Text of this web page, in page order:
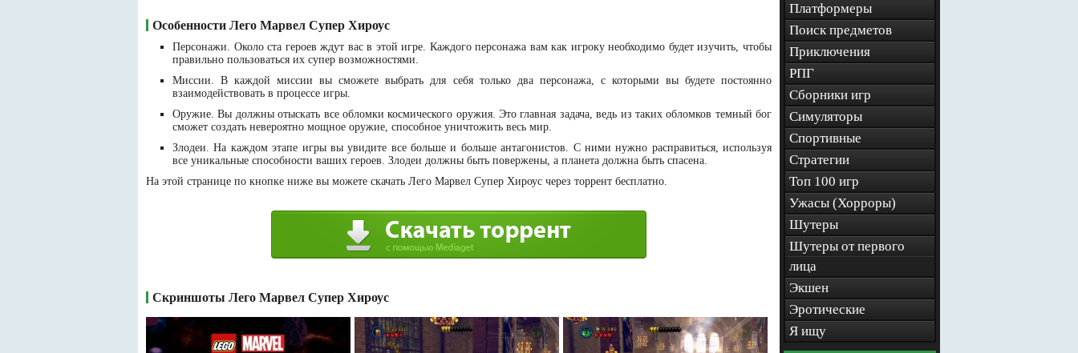
Особенности Лего Марвел Супер Хироус
Персонажи. Около ста героев ждут вас в этой игре. Каждого персонажа вам как игроку необходимо будет изучить, чтобы
правильно пользоваться их супер возможностями.
Миссии. В каждой миссии вы сможете выбрать для себя только два персонажа, с которыми вы будете постоянно
взаимодействовать в процессе игры.
Оружие. Вы должны отыскать все обломки космического оружия. Это главная задача, ведь из таких обломков темный бог
сможет создать невероятно мощное оружие, способное уничтожить весь мир.
Злодеи. На каждом этапе игры вы увидите все больше и больше антагонистов. С ними нужно расправиться, используя
все уникальные способности ваших героев. Злодеи должны быть повержены, а планета должна быть спасена.
На этой странице по кнопке ниже вы можете скачать Лего Марвел Супер Хироус через торрент бесплатно.
Скриншоты Лего Марвел Супер Хироус
Платформеры
Поиск предметов
Приключения
РПГ
Сборники игр
Симуляторы
Спортивные
Стратегии
Топ 100 игр
Ужасы (Хорроры)
Шутеры
Шутеры от первого
лица
Экшен
Эротические
Я ищу